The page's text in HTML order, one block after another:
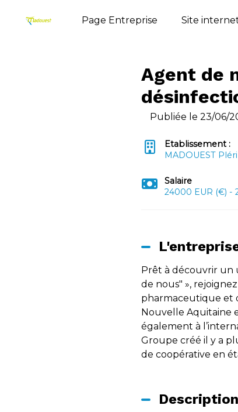
Page Entreprise Site
Agent de
Publiée le 23/06/
Etablissement :
MADOUEST
Salaire
24000 EUR (€) -
Prêt à découvrir un
de nous" »,
pharmaceutique et
Nouvelle Aquitaine
également à
Groupe créé il y a
de coopérative en